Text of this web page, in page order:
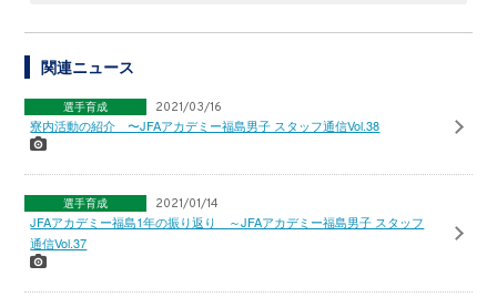
関連ニュース
選手育成 2021/03/16
寮内活動の紹介 〜JFAアカデミー福島男子 スタッフ通信Vol.38
選手育成 2021/01/14
JFAアカデミー福島1年の振り返り ～JFAアカデミー福島男子 スタッフ
通信Vol.37